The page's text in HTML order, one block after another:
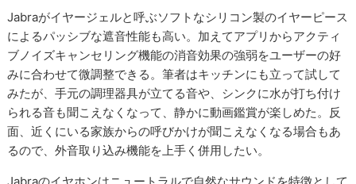
Jabraがイヤージェルと呼ぶソフトなシリコン製のイヤーピース
によるパッシブな遮音性能も高い。加えてアプリからアクティ
ブノイズキャンセリング機能の消音効果の強弱をユーザーの好
みに合わせて微調整できる。筆者はキッチンにも立って試して
みたが、手元の調理器具が立てる音や、シンクに水が打ち付け
られる音も聞こえなくなって、静かに動画鑑賞が楽しめた。反
面、近くにいる家族からの呼びかけが聞こえなくなる場合もあ
るので、外音取り込み機能を上手く併用したい。